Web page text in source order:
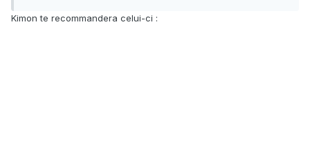
Kimon te recommandera celui-ci :